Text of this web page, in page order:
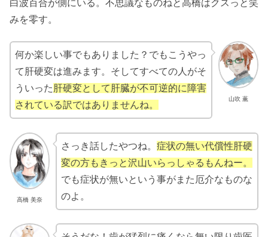
白波百合が側にいる。不思議なものねと高橋はクスっと笑
みを零す。
山吹 薫
何か楽しい事でもありました？でもこうやっ
て肝硬変は進みます。そしてすべての人がそ
ういった肝硬変として肝臓が不可逆的に障害
されている訳ではありませんね。
高橋 美奈
さっき話したやつね。 症状の無い代償性肝硬
変の方もきっと沢山いらっしゃるもんねー。
でも症状が無いという事がまた厄介なものな
のよ。